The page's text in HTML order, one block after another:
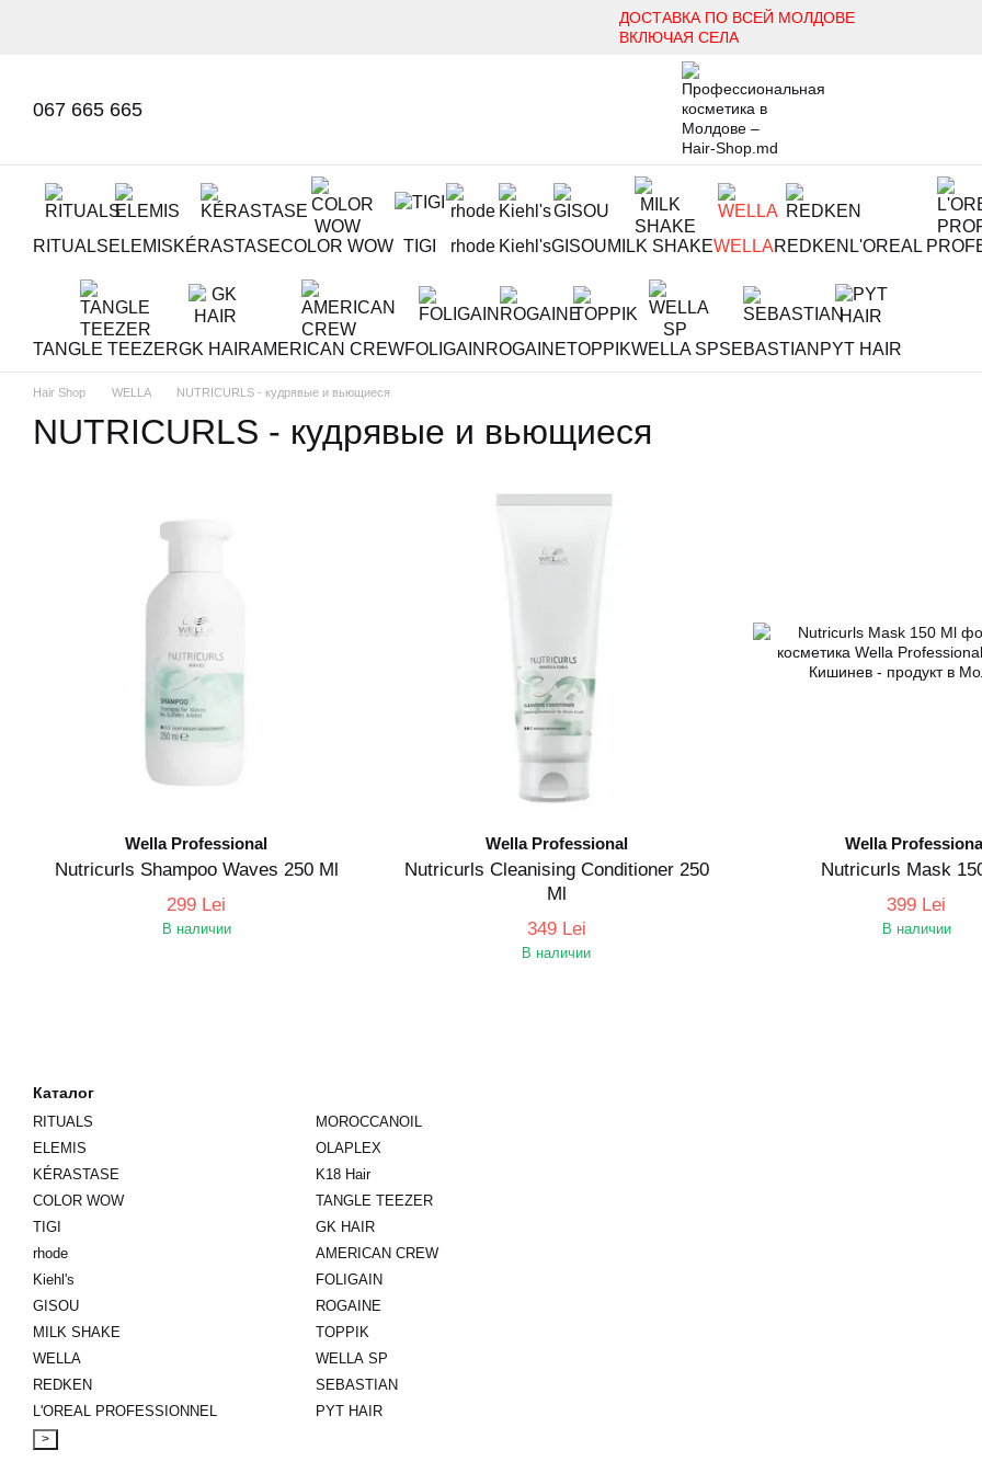
ДОСТАВКА ПО ВСЕЙ МОЛДОВЕ
ВКЛЮЧАЯ СЕЛА
067 665 665
RITUALSELEMISKÉRASTASECOLOR WOW TIGI rhode Kiehl'sGISOUMILK SHAKEWELLAREDKEN L'OREAL
TANGLE TEEZERGK HAIRAMERICAN CREWFOLIGAIN ROGAINETOPPIKWELLA SPSEBASTIAN PYT HAIR
Hair Shop WELLA NUTRICURLS - кудрявые и вьющиеся
NUTRICURLS - кудрявые и вьющиеся
Wella Professional
Nutricurls Shampoo Waves 250 Ml
299 Lei
В наличии
Wella Professional
Nutricurls Cleanising Conditioner 250
Ml
349 Lei
В наличии
Wella
Nutricurls Mask
399 Lei
В наличии
Каталог
RITUALS
ELEMIS
KÉRASTASE
COLOR WOW
TIGI
rhode
Kiehl's
GISOU
MILK SHAKE
WELLA
REDKEN
L'OREAL PROFESSIONNEL
MOROCCANOIL
OLAPLEX
K18 Hair
TANGLE TEEZER
GK HAIR
AMERICAN CREW
FOLIGAIN
ROGAINE
TOPPIK
WELLA SP
SEBASTIAN
PYT HAIR
>